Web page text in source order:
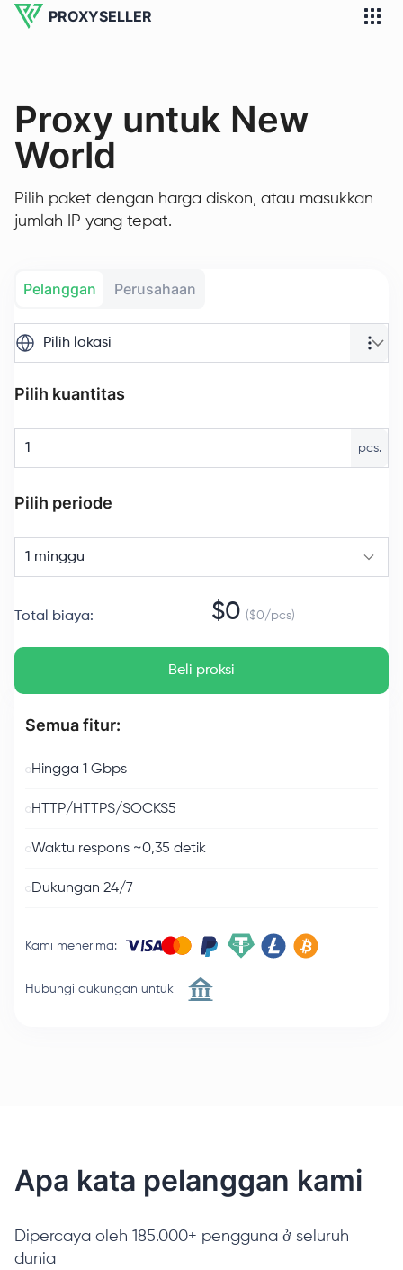
PROXYSELLER
Proxy untuk New
World
Pilih paket dengan harga diskon, atau masukkan
jumlah IP yang tepat.
Pelanggan Perusahaan
Pilih lokasi
Pilih kuantitas
pcs.
Pilih periode
1 minggu
Total biaya: $0 ($0/pcs)
Beli proksi
Semua fitur:
Hingga 1 Gbps
HTTP/HTTPS/SOCKS5
Waktu respons ~0,35 detik
Dukungan 24/7
Kami menerima:
Hubungi dukungan untuk
Apa kata pelanggan kami
Dipercaya oleh 185.000+ pengguna ở seluruh
dunia